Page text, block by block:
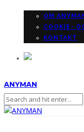
OM
COOKIE-
KONTAKT
ANYMAN